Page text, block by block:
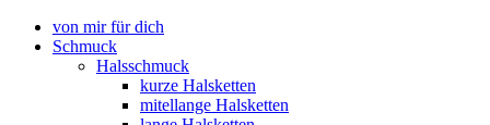
von mir für dich
Schmuck
Halsschmuck
kurze Halsketten
mitellange Halsketten